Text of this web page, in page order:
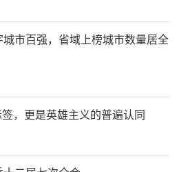
市百强，省域上榜城市数量居全
，更是英雄主义的普遍认同